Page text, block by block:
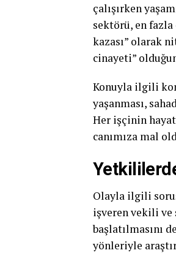
çalışırken
sektörü, en
kazası” olarak
cinayeti”
Konuyla ilgili
yaşanması,
Her işçinin
canımıza mal
Olayla ilgili
işveren vekili ve
başlatılmasını
yönleriyle